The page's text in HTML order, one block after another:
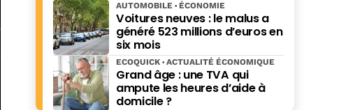
Voitures neuves : le malus a
généré 523 millions d’euros en
six mois
AUTOMOBILE ÉCONOMIE
Grand âge : une TVA qui
ampute les heures d’aide à
domicile ?
ECOQUICK ACTUALITÉ ÉCONOMIQUE